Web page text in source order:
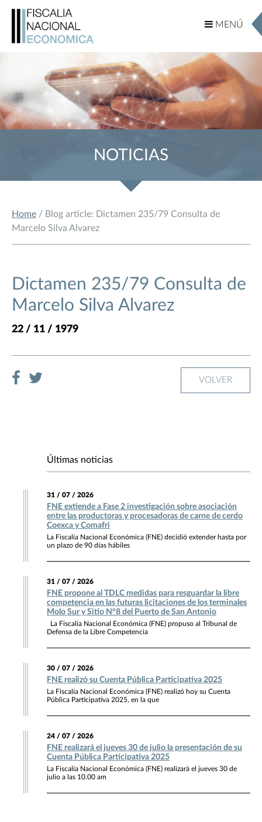
MENÚ
MENÚ
NOTICIAS
Home / Blog article: Dictamen 235/79 Consulta de
Marcelo Silva Alvarez
Dictamen 235/79 Consulta de
Marcelo Silva Alvarez
22 / 11 / 1979
VOLVER
Últimas noticias
31 / 07 / 2026
FNE extiende a Fase 2 investigación sobre asociación
entre las productoras y procesadoras de carne de cerdo
Coexca y Comafri
La Fiscalía Nacional Económica (FNE) decidió extender hasta por
un plazo de 90 días hábiles
31 / 07 / 2026
FNE propone al TDLC medidas para resguardar la libre
competencia en las futuras licitaciones de los terminales
Molo Sur y Sitio N°8 del Puerto de San Antonio
La Fiscalía Nacional Económica (FNE) propuso al Tribunal de
Defensa de la Libre Competencia
30 / 07 / 2026
FNE realizó su Cuenta Pública Participativa 2025
La Fiscalía Nacional Económica (FNE) realizó hoy su Cuenta
Pública Participativa 2025, en la que
24 / 07 / 2026
FNE realizará el jueves 30 de julio la presentación de su
Cuenta Pública Participativa 2025
La Fiscalía Nacional Económica (FNE) realizará el jueves 30 de
julio a las 10.00 am